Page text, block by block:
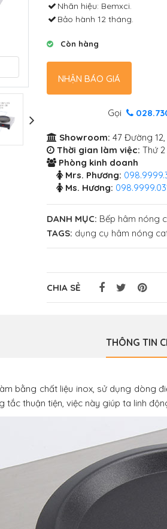
Nhãn hiệu: Bemxci.
Bảo hành 12 tháng.
Còn hàng
NHẬN BÁO GIÁ
Gọi
Showroom: 47 Đường 12,
Thời gian làm việc: Thứ
Phòng kinh doanh
Mrs. Phương:
Ms. Hương:
DANH MỤC: Bếp hâm nóng
TAGS: dụng cụ hâm nóng
CHIA SẺ
THÔNG TIN
bằng chất liệu inox, sử dụng dòng
tắc thuận tiện, việc này giúp ta linh